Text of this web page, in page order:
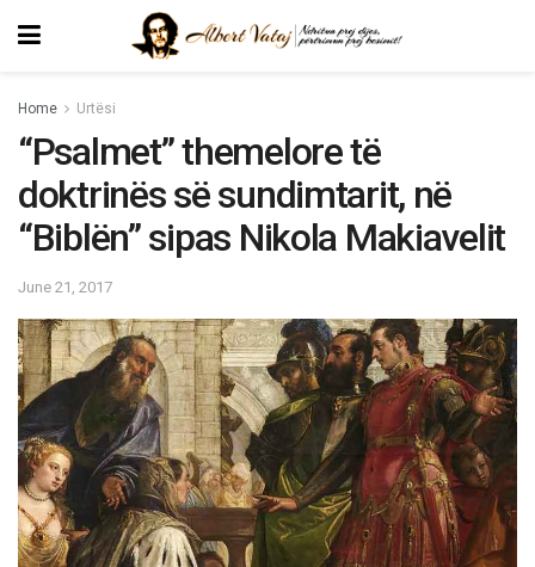
Home Urtësi
“Psalmet” themelore të
doktrinës së sundimtarit, në
“Biblën” sipas Nikola Makiavelit
June 21, 2017